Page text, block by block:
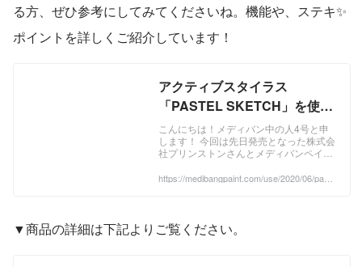
る方、ぜひ参考にしてみてくださいね。機能や、ステキ✨
ポイントを詳しくご紹介しています！
アクティブスタイラス
「PASTEL SKETCH」を使っ
てみた！ | メディバンペイント
(MediBang Paint)
こんにちは！メディバン中の人4号と申
します！ 今回は先日発売となった株式会
社プリンストンさんとメディバンペイン
ス「PASTEL SKETCH」 の新型ペンを使
可愛いです😍 ...
https://medibangpaint.com/use/2020/06/paste
▼商品の詳細は下記よりご覧ください。